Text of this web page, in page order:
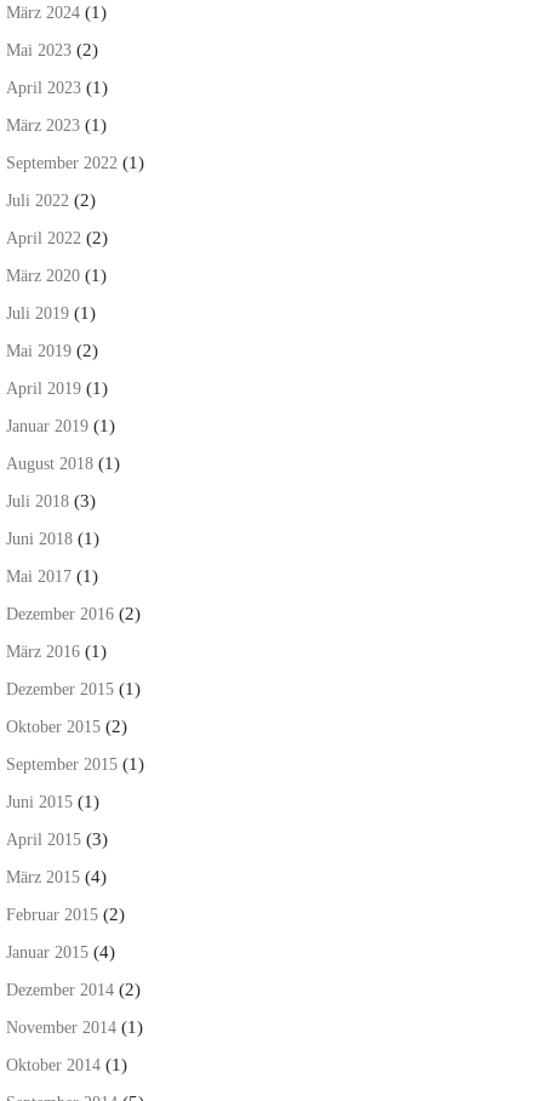
März 2024 (1)
Mai 2023 (2)
April 2023 (1)
März 2023 (1)
September 2022 (1)
Juli 2022 (2)
April 2022 (2)
März 2020 (1)
Juli 2019 (1)
Mai 2019 (2)
April 2019 (1)
Januar 2019 (1)
August 2018 (1)
Juli 2018 (3)
Juni 2018 (1)
Mai 2017 (1)
Dezember 2016 (2)
März 2016 (1)
Dezember 2015 (1)
Oktober 2015 (2)
September 2015 (1)
Juni 2015 (1)
April 2015 (3)
März 2015 (4)
Februar 2015 (2)
Januar 2015 (4)
Dezember 2014 (2)
November 2014 (1)
Oktober 2014 (1)